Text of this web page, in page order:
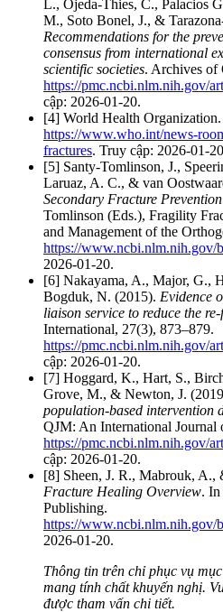
L., Ojeda-Thies, C., Palacios
M., Soto Bonel, J., &
Recommendations for the
consensus from international
scientific societies. Archives of
https://pmc.ncbi.nlm.nih.gov/
cập: 2026-01-20.
[4] World Health
https://www.who.int/news-
fractures. Truy cập: 2026-01-
[5] Santy-Tomlinson, J.,
Laruaz, A. C., & van
Secondary Fracture Prevention
Tomlinson (Eds.), Fragility
and Management of the
https://www.ncbi.nlm.nih.gov/
2026-01-20.
[6] Nakayama, A., Major, G.,
Bogduk, N. (2015). Evidence
liaison service to reduce the
International, 27(3), 873–879.
https://pmc.ncbi.nlm.nih.gov/
cập: 2026-01-20.
[7] Hoggard, K., Hart, S.,
Grove, M., & Newton, J.
population-based intervention
QJM: An International Journal
https://pmc.ncbi.nlm.nih.gov/
cập: 2026-01-20.
[8] Sheen, J. R., Mabrouk, A.,
Fracture Healing Overview. In
Publishing.
https://www.ncbi.nlm.nih.gov/
2026-01-20.
Thông tin trên chỉ phục vụ
mang tính chất khuyến nghị.
được tham vấn chi tiết.